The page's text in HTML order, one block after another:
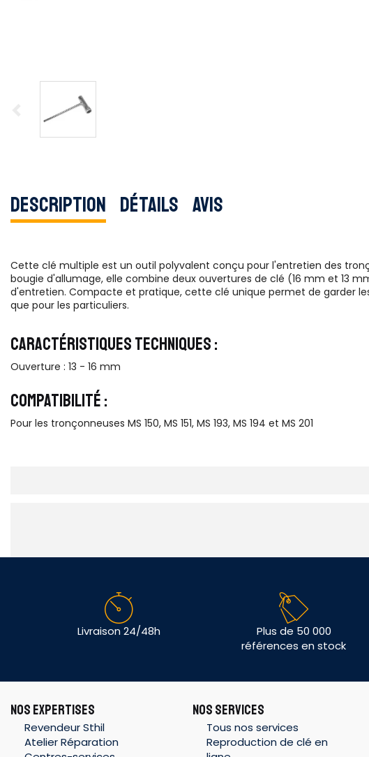
Description Détails Avis
Cette clé multiple est un outil polyvalent conçu pour l'entretien des
bougie d'allumage, elle combine deux ouvertures de clé (16 mm et 13
d'entretien. Compacte et pratique, cette clé unique permet de garder
que pour les particuliers.
CARACTÉRISTIQUES TECHNIQUES :
Ouverture : 13 - 16 mm
COMPATIBILITÉ :
Pour les tronçonneuses MS 150, MS 151, MS 193, MS 194 et MS 201
Livraison 24/48h
Plus de 50 000
références en stock
NOS EXPERTISES
Revendeur Sthil
Atelier Réparation
NOS SERVICES
Tous nos services
Reproduction de clé en